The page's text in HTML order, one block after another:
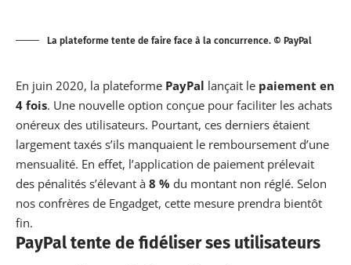
La plateforme tente de faire face à la concurrence. © PayPal
En juin 2020, la plateforme PayPal lançait le paiement en
4 fois. Une nouvelle option conçue pour faciliter les achats
onéreux des utilisateurs. Pourtant, ces derniers étaient
largement taxés s’ils manquaient le remboursement d’une
mensualité. En effet, l’application de paiement prélevait
des pénalités s’élevant à 8 % du montant non réglé. Selon
nos confrères de Engadget, cette mesure prendra bientôt
fin.
PayPal tente de fidéliser ses utilisateurs